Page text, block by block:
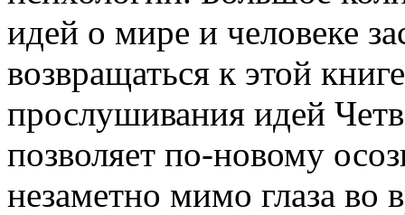
идей о мире и человеке
возвращаться к этой
прослушивания идей
позволяет по-новому
незаметно мимо глаза во